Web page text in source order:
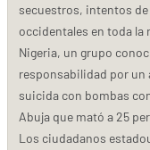
secuestros, intentos
occidentales en toda la
Nigeria, un grupo
responsabilidad por un
suicida con bombas
Abuja que mató a 25
Los ciudadanos